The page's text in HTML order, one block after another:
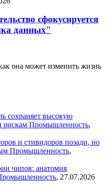
сфокусируется
данных"
она может изменить жизнь
сохраняет высокую
рискам Промышленность,
и стивидоров позади, но
Промышленность,
чипов: анатомия
, 27.07.2026